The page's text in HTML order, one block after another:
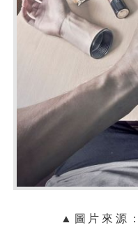
▲圖片來源：